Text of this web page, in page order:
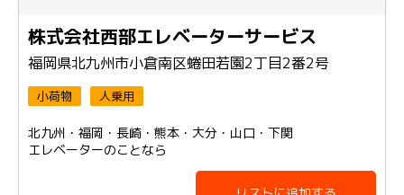
株式会社西部エレベーターサービス
福岡県北九州市小倉南区蜷田若園2丁目2番2号
小荷物 人乗用
北九州・福岡・長崎・熊本・大分・山口・下関
エレベーターのことなら